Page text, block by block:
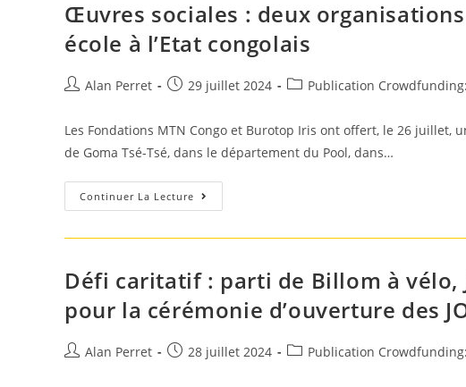
Réunit
Plus
400
Personnes
Œuvres sociales : deux
école à l’Etat congolais
Auteur/autrice
la
publication :
Alan Perret
Post29 juillet 2024
PostPublication Crowdfunding:
Les Fondations MTN Congo et Burotop Iris ont offert, le 26
de Goma Tsé-Tsé, dans le département du Pool, dans…
Continuer La Lecture Œuvres
Sociales
Deux
Font
Un
D’une
École
L’Etat
Congolais
Défi caritatif : parti de Billom à vélo,
pour la cérémonie d’ouverture des
Auteur/autrice
Alan Perret
Post28 juillet 2024
PostPublication Crowdfunding: